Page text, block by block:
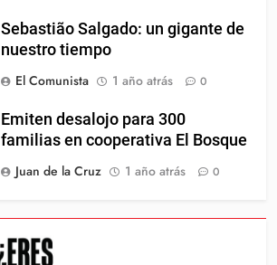
Sebastião Salgado: un gigante de
nuestro tiempo
El Comunista
1 año atrás 0
Emiten desalojo para 300
familias en cooperativa El Bosque
Juan de la Cruz
1 año atrás 0